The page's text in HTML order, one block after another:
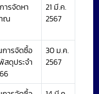
ารจัดหา
ณ
21 มี.ค.
2567
การจัดซื้อ
สดุประจำ
30 ม.ค.
2567